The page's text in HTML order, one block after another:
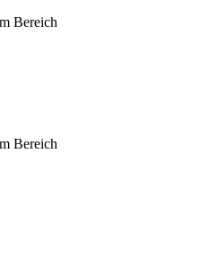
Bereich
Bereich